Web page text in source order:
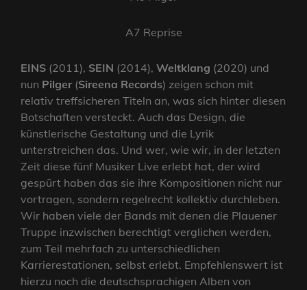
A7 Reprise
EINS (2011), SEIN (2014), Weltklang (2020) und
nun Pilger(Sireena Records) zeigen schon mit
relativ treffsicheren Titeln an, was sich hinter diesen
Botschaften versteckt. Auch das Design, die
künstlerische Gestaltung und die Lyrik
unterstreichen das. Und wer, wie wir, in der letzten
Zeit diese fünf Musiker Live erlebt hat, der wird
gespürt haben das sie ihre Kompositionen nicht nur
vortragen, sondern regelrecht kollektiv durchleben.
Wir haben viele der Bands mit denen die Plauener
Truppe inzwischen berechtigt verglichen werden,
zum Teil mehrfach zu unterschiedlichen
Karrierestationen, selbst erlebt. Empfehlenswert ist
hierzu noch die deutschsprachigen Alben von